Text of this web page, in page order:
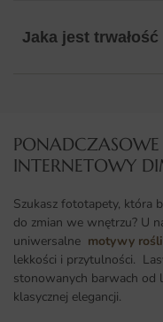
Jaka jest
PONADCZASOWE
INTERNETOWY
Szukasz fototapety, która
do zmian we wnętrzu? U
uniwersalne motywy
lekkości i przytulności.
stonowanych barwach od
klasycznej elegancji.